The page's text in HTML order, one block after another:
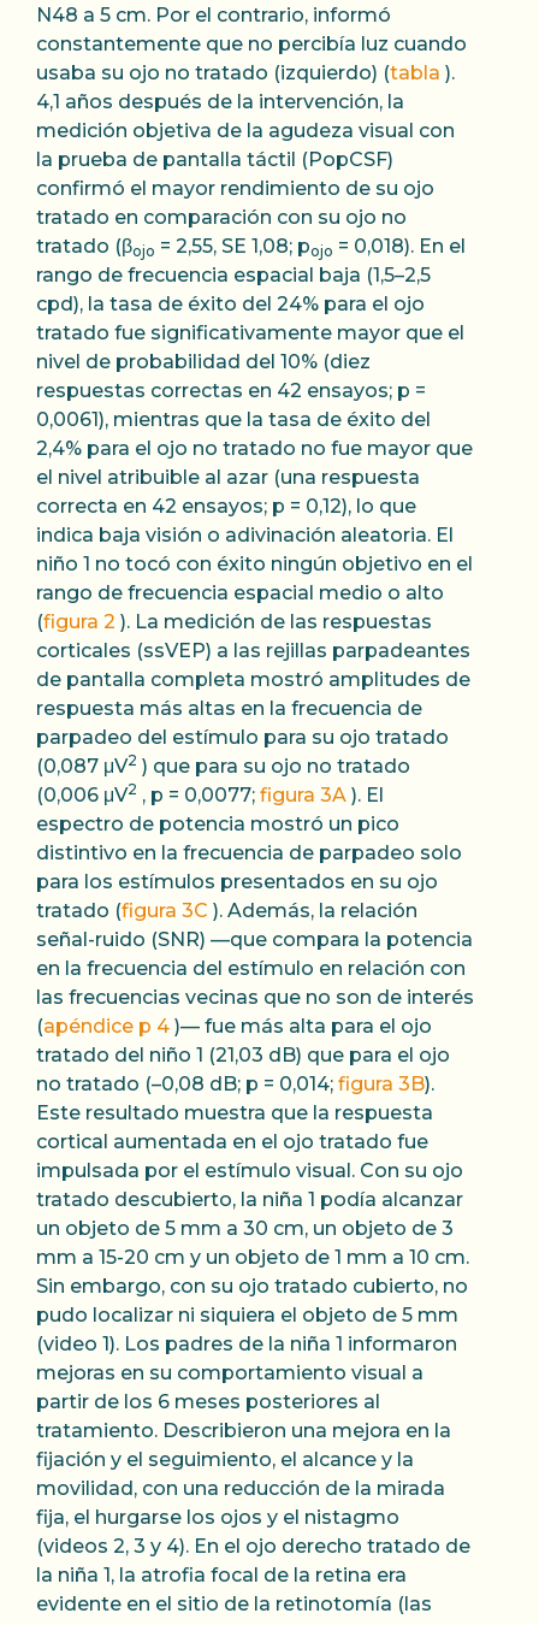
N48 a 5 cm. Por el contrario, informó
constantemente que no percibía luz cuando
usaba su ojo no tratado (izquierdo) (tabla ).
4,1 años después de la intervención, la
medición objetiva de la agudeza visual con
la prueba de pantalla táctil (PopCSF)
confirmó el mayor rendimiento de su ojo
tratado en comparación con su ojo no
tratado (βojo = 2,55, SE 1,08; pojo = 0,018). En el
rango de frecuencia espacial baja (1,5–2,5
cpd), la tasa de éxito del 24% para el ojo
tratado fue significativamente mayor que el
nivel de probabilidad del 10% (diez
respuestas correctas en 42 ensayos; p =
0,0061), mientras que la tasa de éxito del
2,4% para el ojo no tratado no fue mayor que
el nivel atribuible al azar (una respuesta
correcta en 42 ensayos; p = 0,12), lo que
indica baja visión o adivinación aleatoria. El
niño 1 no tocó con éxito ningún objetivo en el
rango de frecuencia espacial medio o alto
(figura 2 ). La medición de las respuestas
corticales (ssVEP) a las rejillas parpadeantes
de pantalla completa mostró amplitudes de
respuesta más altas en la frecuencia de
parpadeo del estímulo para su ojo tratado
(0,087 μV2 ) que para su ojo no tratado
(0,006 μV2 , p = 0,0077; figura 3A ). El
espectro de potencia mostró un pico
distintivo en la frecuencia de parpadeo solo
para los estímulos presentados en su ojo
tratado (figura 3C ). Además, la relación
señal-ruido (SNR) —que compara la potencia
en la frecuencia del estímulo en relación con
las frecuencias vecinas que no son de interés
(apéndice p 4 )— fue más alta para el ojo
tratado del niño 1 (21,03 dB) que para el ojo
no tratado (–0,08 dB; p = 0,014; figura 3B).
Este resultado muestra que la respuesta
cortical aumentada en el ojo tratado fue
impulsada por el estímulo visual. Con su ojo
tratado descubierto, la niña 1 podía alcanzar
un objeto de 5 mm a 30 cm, un objeto de 3
mm a 15-20 cm y un objeto de 1 mm a 10 cm.
Sin embargo, con su ojo tratado cubierto, no
pudo localizar ni siquiera el objeto de 5 mm
(video 1). Los padres de la niña 1 informaron
mejoras en su comportamiento visual a
partir de los 6 meses posteriores al
tratamiento. Describieron una mejora en la
fijación y el seguimiento, el alcance y la
movilidad, con una reducción de la mirada
fija, el hurgarse los ojos y el nistagmo
(videos 2, 3 y 4). En el ojo derecho tratado de
la niña 1, la atrofia focal de la retina era
evidente en el sitio de la retinotomía (las